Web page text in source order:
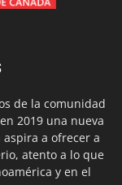
de la comunidad
2019 una nueva
a ofrecer a
atento a lo que
y en el